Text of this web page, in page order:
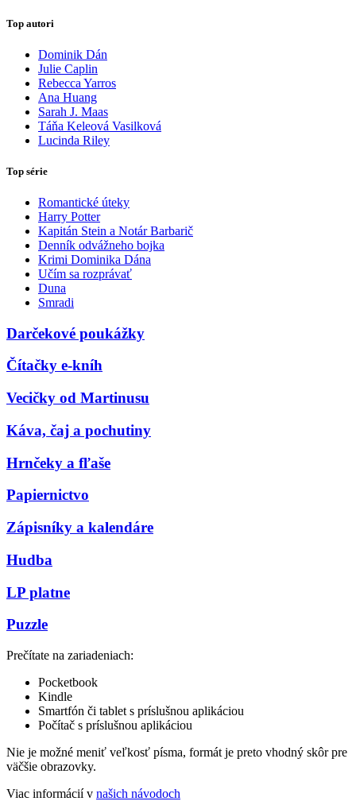
Top autori
Dominik Dán
Julie Caplin
Rebecca Yarros
Ana Huang
Sarah J. Maas
Táňa Keleová Vasilková
Lucinda Riley
Top série
Romantické úteky
Harry Potter
Kapitán Stein a Notár Barbarič
Denník odvážneho bojka
Krimi Dominika Dána
Učím sa rozprávať
Duna
Smradi
Darčekové poukážky
Čítačky e-kníh
Vecičky od Martinusu
Káva, čaj a pochutiny
Hrnčeky a fľaše
Papiernictvo
Zápisníky a kalendáre
Hudba
LP platne
Puzzle
Prečítate na zariadeniach:
Pocketbook
Kindle
Smartfón či tablet s príslušnou aplikáciou
Počítač s príslušnou aplikáciou
Nie je možné meniť veľkosť písma, formát je preto vhodný skôr pre
väčšie obrazovky.
Viac informácií v našich návodoch